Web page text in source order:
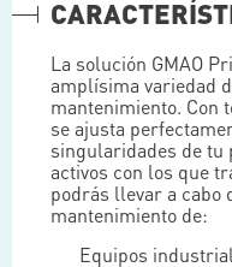
La solución GMAO
amplísima variedad
mantenimiento. Con
se ajusta
singularidades de tu
activos con los que
podrás llevar a cabo
mantenimiento de:
Equipos